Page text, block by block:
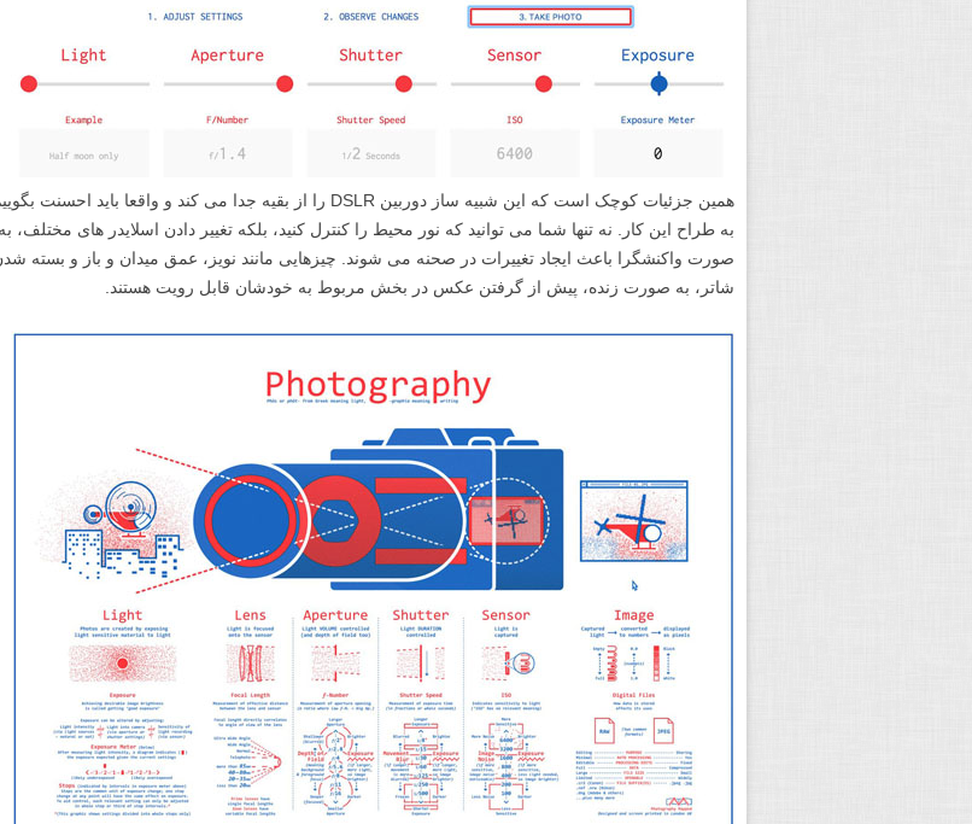
همین جزئیات کوچک است که این شبیه ساز دوربین DSLR را از بقیه جدا می کند و واقعا باید احسنت بگوییم
به طراح این کار. نه تنها شما می توانید که نور محیط را کنترل کنید، بلکه تغییر دادن اسلایدر های مختلف، به
صورت واکنشگرا باعث ایجاد تغییرات در صحنه می شوند. چیزهایی مانند نویز، عمق میدان و باز و بسته شدن
شاتر، به صورت زنده، پیش از گرفتن عکس در بخش مربوط به خودشان قابل رویت هستند.